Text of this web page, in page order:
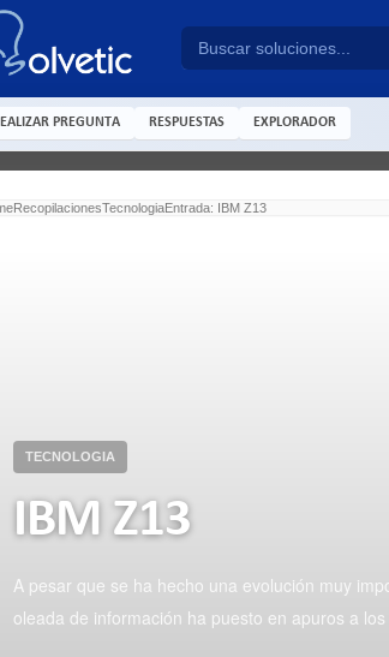
PREGUNTA RESPUESTAS EXPLORADOR
RecopilacionesTecnologiaEntrada: IBM Z13
TECNOLOGIA
IBM Z13
A pesar que se ha hecho una evolución muy
oleada de información ha puesto en apuros a los